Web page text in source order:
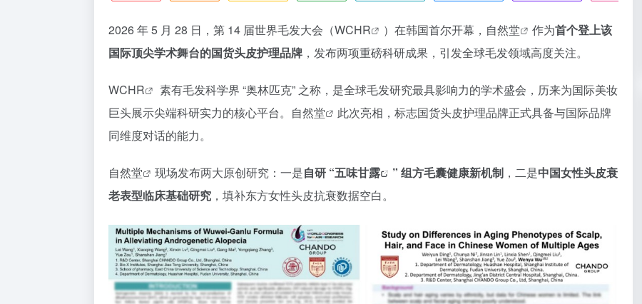
2026 年 5 月 28 日，第 14 届世界毛发大会（WCHR ）在韩国首尔开幕， 自然堂 作为首个登上该
国际顶尖学术舞台的国货头皮护理品牌 ，发布两项重磅科研成果，引发全球毛发领域高度关注。
WCHR
素有毛发科学界 “奥林匹克” 之称，是全球毛发研究最具影响力的学术盛会，历来为国际美妆
巨头展示尖端科研实力的核心平台。 自然堂
此次亮相，标志国货头皮护理品牌正式具备与国际品牌
同维度对话的能力。
自然堂 现场发布两大原创研究：一是自研 “五味甘露 ” 组方毛囊健康新机制 ，二是中国女性头皮衰
老表型临床基础研究 ，填补东方女性头皮抗衰数据空白。